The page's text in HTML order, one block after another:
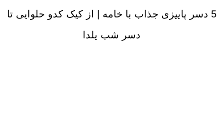
5 دسر پاییزی جذاب با خامه | از کیک کدو حلوایی تا
دسر شب یلدا